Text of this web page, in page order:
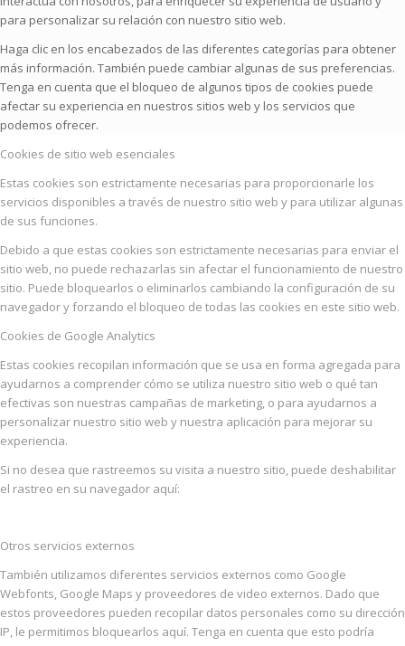
para personalizar su relación con nuestro sitio web.
Haga clic en los encabezados de las diferentes categorías para obtener
más información. También puede cambiar algunas de sus preferencias.
Tenga en cuenta que el bloqueo de algunos tipos de cookies puede
afectar su experiencia en nuestros sitios web y los servicios que
podemos ofrecer.
Cookies de sitio web esenciales
Estas cookies son estrictamente necesarias para proporcionarle los
servicios disponibles a través de nuestro sitio web y para utilizar algunas
de sus funciones.
Debido a que estas cookies son estrictamente necesarias para enviar el
sitio web, no puede rechazarlas sin afectar el funcionamiento de nuestro
sitio. Puede bloquearlos o eliminarlos cambiando la configuración de su
navegador y forzando el bloqueo de todas las cookies en este sitio web.
Cookies de Google Analytics
Estas cookies recopilan información que se usa en forma agregada para
ayudarnos a comprender cómo se utiliza nuestro sitio web o qué tan
efectivas son nuestras campañas de marketing, o para ayudarnos a
personalizar nuestro sitio web y nuestra aplicación para mejorar su
experiencia.
Si no desea que rastreemos su visita a nuestro sitio, puede deshabilitar
el rastreo en su navegador aquí:
Otros servicios externos
También utilizamos diferentes servicios externos como Google
Webfonts, Google Maps y proveedores de video externos. Dado que
estos proveedores pueden recopilar datos personales como su dirección
IP, le permitimos bloquearlos aquí. Tenga en cuenta que esto podría